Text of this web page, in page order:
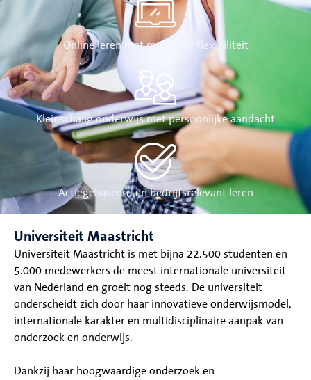
Online leren met maximale flexibiliteit
Kleinschalig onderwijs met persoonlijke aandacht
Actiegebaseerd en bedrijfsrelevant leren
Universiteit Maastricht
Universiteit Maastricht is met bijna 22.500 studenten en
5.000 medewerkers de meest internationale universiteit
van Nederland en groeit nog steeds. De universiteit
onderscheidt zich door haar innovatieve onderwijsmodel,
internationale karakter en multidisciplinaire aanpak van
onderzoek en onderwijs.
Dankzij haar hoogwaardige onderzoek en